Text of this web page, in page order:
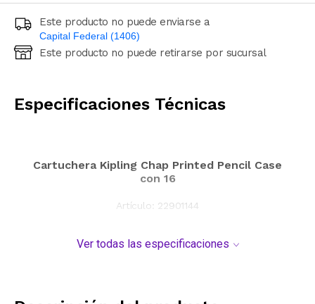
Este producto no puede enviarse a
Capital Federal (1406)
Ingresá código postal (sólo números)
Este producto no puede retirarse por sucursal
Especificaciones Técnicas
Cartuchera Kipling Chap Printed Pencil Case
con 16
Artículo: 22901144
Ver todas las especificaciones